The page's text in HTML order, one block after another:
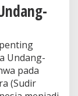
Undang-
pada
(Sudir